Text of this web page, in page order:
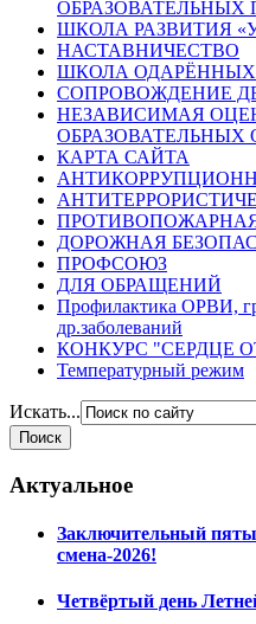
ОБРАЗОВАТЕЛЬНЫХ
ШКОЛА РАЗВИТИЯ
НАСТАВНИЧЕСТВО
ШКОЛА ОДАРЁННЫХ
СОПРОВОЖДЕНИЕ
НЕЗАВИСИМАЯ
ОБРАЗОВАТЕЛЬНЫХ
КАРТА САЙТА
ДОРОЖНАЯ
ПРОФСОЮЗ
ДЛЯ ОБРАЩЕНИЙ
Профилактика ОРВИ,
др.заболеваний
КОНКУРС "СЕРДЦЕ
Температурный режим
Искать...
Актуальное
Заключительный
смена-2026!
Четвёртый день